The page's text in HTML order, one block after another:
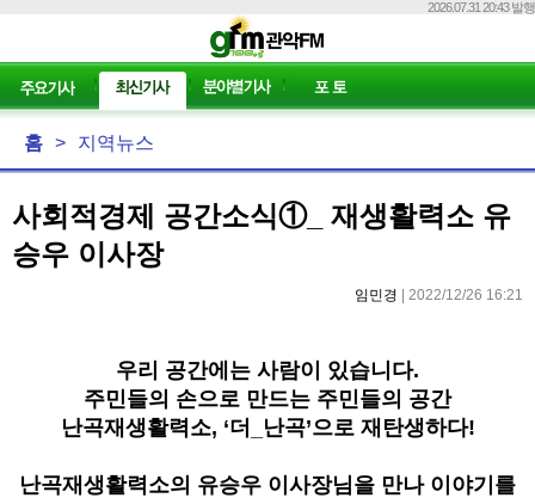
2026.07.31 20:43 발행
홈 > 지역뉴스
사회적경제 공간소식①_ 재생활력소 유
승우 이사장
임민경 | 2022/12/26 16:21
우리 공간에는 사람이 있습니다.
주민들의 손으로 만드는 주민들의 공간
난곡재생활력소, ‘더 난곡’으로 재탄생하다!
난곡재생활력소의 유승우 이사장님을 만나 이야기를